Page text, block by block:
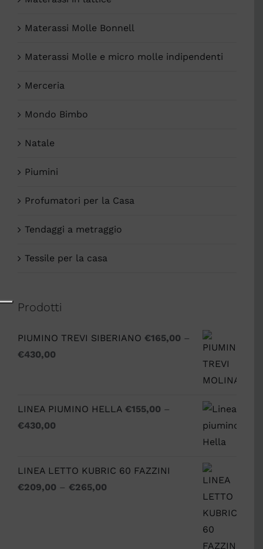
Materassi Molle Bonnell
Materassi Molle e micro molle indipendenti
Merceria
Mondo Bimbo
Natale
Piumini
Profumatori per la Casa
Tendaggi a metraggio
Tessile per la casa
Prodotti
PIUMINO TREVI SIBERIANO €165,00 –
€430,00
LINEA PIUMINO HELLA €155,00 –
€430,00
LINEA LETTO KUBRIC 60 FAZZINI
€209,00 – €265,00